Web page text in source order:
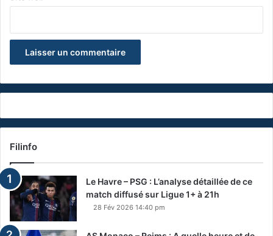
Filinfo
Le Havre – PSG : L’analyse détaillée de ce
match diffusé sur Ligue 1+ à 21h
28 Fév 2026 14:40 pm